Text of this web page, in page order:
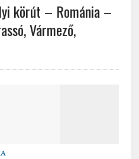
körút – Románia –
Vármező,